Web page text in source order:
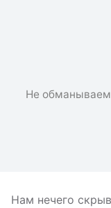
Не
Нам нечего